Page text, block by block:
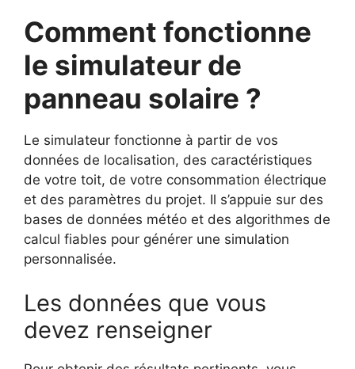
Comment fonctionne
le simulateur de
panneau solaire ?
Le simulateur fonctionne à partir de vos
données de localisation, des caractéristiques
de votre toit, de votre consommation électrique
et des paramètres du projet. Il s’appuie sur des
bases de données météo et des algorithmes de
calcul fiables pour générer une simulation
personnalisée.
Les données que vous
devez renseigner